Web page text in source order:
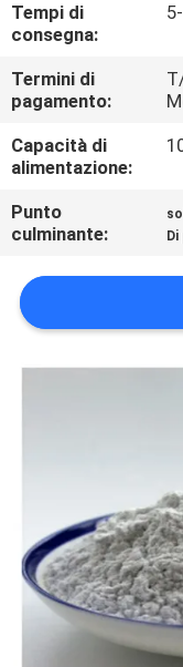
NOTIZIE
CASI
CHIEDI UN
MAPPA
SULLA
Tempi di
consegna:
Termini di
pagamento:
Capacità di
alimentazione:
Punto
culminante: